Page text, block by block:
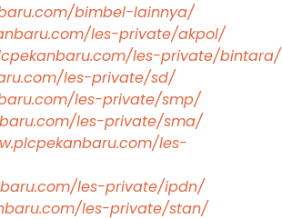
bimbel-lainnya/
les-private/akpol/
les-private/bintara/
les-private/sd/
les-private/smp/
les-private/sma/
les-
les-private/ipdn/
les-private/stan/